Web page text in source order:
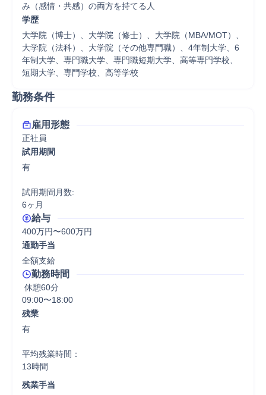
み（感情・共感）の両方を持てる人
学歴
大学院（博士）、大学院（修士）、大学院（MBA/MOT）、
大学院（法科）、大学院（その他専門職）、4年制大学、6
年制大学、専門職大学、専門職短期大学、高等専門学校、
短期大学、専門学校、高等学校
勤務条件
雇用形態
正社員
試用期間
有
試用期間月数:
6ヶ月
給与
400万円〜600万円
通勤手当
全額支給
勤務時間
休憩60分
09:00〜18:00
残業
有
平均残業時間：
13時間
残業手当